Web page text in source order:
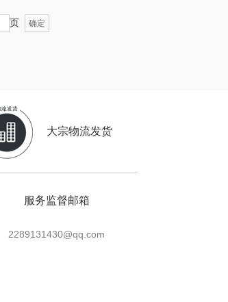
贝弗伦
昔马
普陀山
页 确定
大宗物流发货
服务监督邮箱
2289131430@qq.com